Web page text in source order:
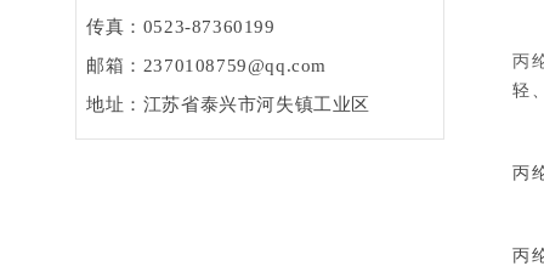
传真：0523-87360199
邮箱：2370108759@qq.com
地址：江苏省泰兴市河失镇工业区
丙
轻
丙
丙